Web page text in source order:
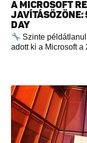
A MICROSOFT
JAVÍTÁSÖZÖNE:
DAY
Szinte
adott ki a Microsoft a